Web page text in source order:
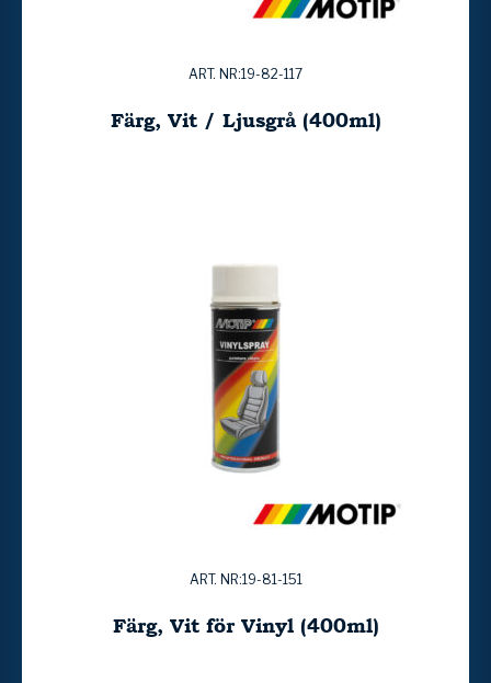
ART. NR:19-82-117
Färg, Vit / Ljusgrå (400ml)
ART. NR:19-81-151
Färg, Vit för Vinyl (400ml)